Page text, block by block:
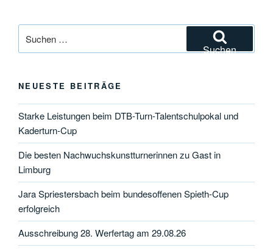
nach:
Suchen
NEUESTE BEITRÄGE
Starke Leistungen beim DTB-Turn-Talentschulpokal und
Kaderturn-Cup
Die besten Nachwuchskunstturnerinnen zu Gast in
Limburg
Jara Spriestersbach beim bundesoffenen Spieth-Cup
erfolgreich
Ausschreibung 28. Werfertag am 29.08.26